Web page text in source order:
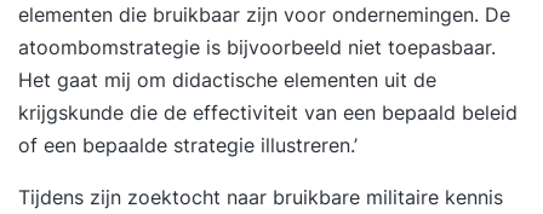
elementen die bruikbaar zijn voor ondernemingen. De
atoombomstrategie is bijvoorbeeld niet toepasbaar.
Het gaat mij om didactische elementen uit de
krijgskunde die de effectiviteit van een bepaald beleid
of een bepaalde strategie illustreren.’
Tijdens zijn zoektocht naar bruikbare militaire kennis